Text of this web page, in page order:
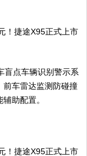
盲点车辆识别警示系
前车雷达监测防碰撞
助配置。